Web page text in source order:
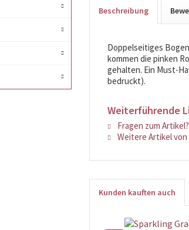
Beschreibung
Doppelseitiges
kommen die pinken
gehalten. Ein Must-
bedruckt).
Weiterführende
Fragen zum Artikel?
Weitere Artikel von _
Kunden kauften auch